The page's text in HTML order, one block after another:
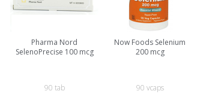
Pharma Nord
SelenoPrecise 100 mcg
90 tab
Now Foods Selenium
200 mcg
90 vcaps